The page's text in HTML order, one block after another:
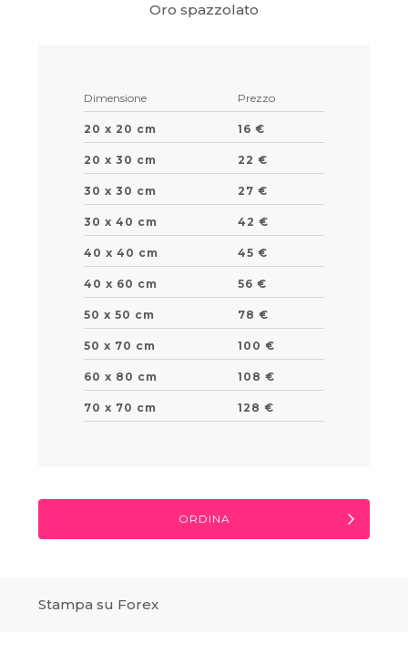
Oro spazzolato
Dimensione Prezzo
20 x 20 cm 16 €
20 x 30 cm 22 €
30 x 30 cm 27 €
30 x 40 cm 42 €
40 x 40 cm 45 €
40 x 60 cm 56 €
50 x 50 cm 78 €
50 x 70 cm 100 €
60 x 80 cm 108 €
70 x 70 cm 128 €
ORDINA
Stampa su Forex